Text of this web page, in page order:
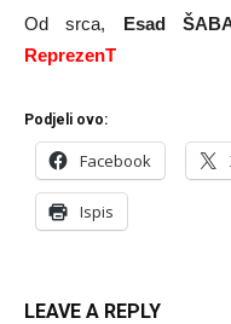
Od srca, Esad
ReprezenT
Podjeli ovo:
Facebook
Ispis
LEAVE A REPLY